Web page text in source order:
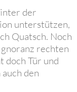
der
unterstützen,
Quatsch. Noch
rechten
doch Tür und
den